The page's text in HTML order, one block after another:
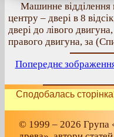
Машинне відділення
центру – двері в 8
двері до лівого
правого двигуна, за
Попереднє
Сподобалась
© 1999 – 2026 Група